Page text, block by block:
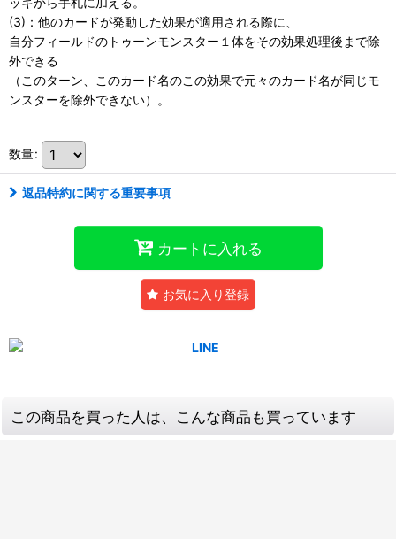
(3)：他のカードが発動した効果が適用される際に、
自分フィールドのトゥーンモンスター１体をその効果処理後まで除
外できる
（このターン、このカード名のこの効果で元々のカード名が同じモ
ンスターを除外できない）。
数量:
返品特約に関する重要事項
カートに入れる
お気に入り登録
この商品を買った人は、こんな商品も買っています